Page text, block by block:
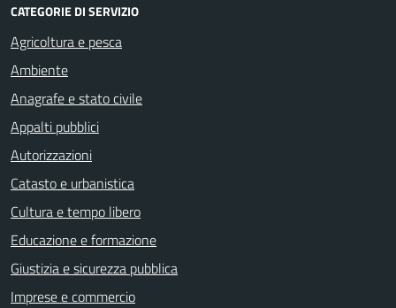
CATEGORIE DI SERVIZIO
Agricoltura e pesca
Ambiente
Anagrafe e stato civile
Appalti pubblici
Autorizzazioni
Catasto e urbanistica
Cultura e tempo libero
Educazione e formazione
Giustizia e sicurezza pubblica
Imprese e commercio